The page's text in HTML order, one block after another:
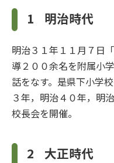
1 明治時代
明治３１年１１月７日
導２００余名を附属小
話をなす。是県下小学
３年，明治４０年，明
校長会を開催。
2 大正時代